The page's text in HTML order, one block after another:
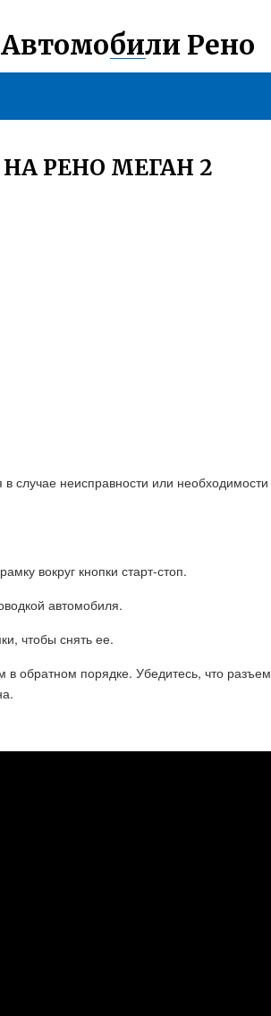
Автомобили Рено
РЕНО МЕГАН 2
случае неисправности или необходимости
вокруг кнопки старт-стоп.
автомобиля.
чтобы снять ее.
в обратном порядке. Убедитесь, что разъем